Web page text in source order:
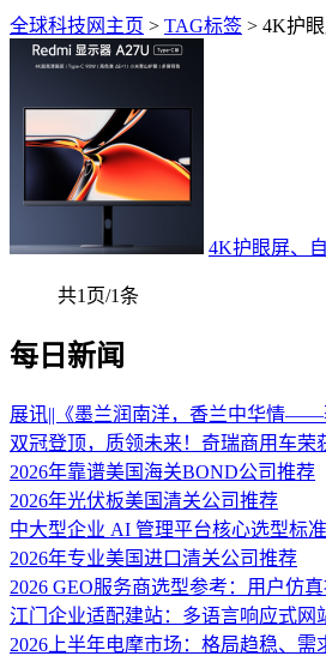
全球科技网主页 > TAG标签 > 4K护
4K护眼屏、
共1页/1条
每日新闻
展讯||《墨兰润南洋，香兰中华情——
双冠登顶，质领未来！奇瑞商用车
2026年靠谱美国海关BOND公司推荐
2026年光伏板美国清关公司推荐
中大型企业 AI 管理平台核心选型标准
2026年专业美国进口清关公司推荐
2026 GEO服务商选型参考：用户仿
江门企业适配建站：多语言响应式网
2026上半年电摩市场：格局趋稳、